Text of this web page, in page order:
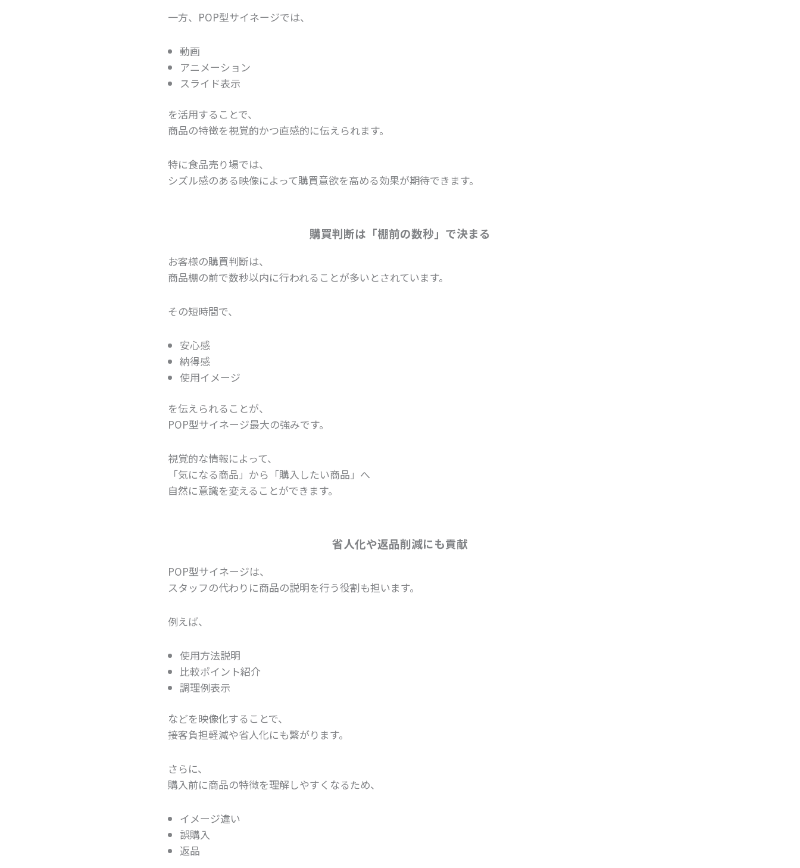
一方、POP型サイネージでは、
動画
アニメーション
スライド表示
を活用することで、
商品の特徴を視覚的かつ直感的に伝えられます。
特に食品売り場では、
シズル感のある映像によって購買意欲を高める効果が期待できます。
購買判断は「棚前の数秒」で決まる
お客様の購買判断は、
商品棚の前で数秒以内に行われることが多いとされています。
その短時間で、
安心感
納得感
使用イメージ
を伝えられることが、
POP型サイネージ最大の強みです。
視覚的な情報によって、
「気になる商品」から「購入したい商品」へ
自然に意識を変えることができます。
省人化や返品削減にも貢献
POP型サイネージは、
スタッフの代わりに商品の説明を行う役割も担います。
例えば、
使用方法説明
比較ポイント紹介
調理例表示
などを映像化することで、
接客負担軽減や省人化にも繋がります。
さらに、
購入前に商品の特徴を理解しやすくなるため、
イメージ違い
誤購入
返品